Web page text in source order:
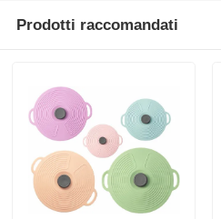
Prodotti raccomandati